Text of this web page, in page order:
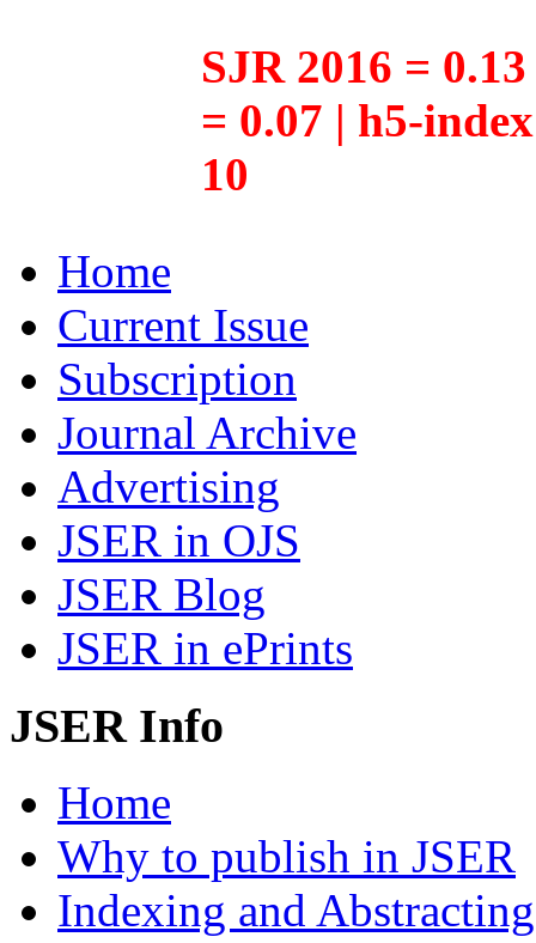
SJR 2016 =
= 0.07 | h5-
10
Home
Current Issue
Subscription
Journal Archive
Advertising
JSER in OJS
JSER Blog
JSER in ePrints
JSER Info
Home
Why to publish in JSER
Indexing and Abstracting